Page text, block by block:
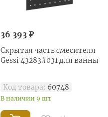
36 393 ₽
Скрытая часть смесителя
Gessi 43283#031 для ванны
Код товара: 60748
В наличии 9 шт